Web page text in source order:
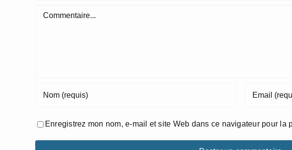
Commentaire
Enregistrez mon nom, e-mail et site Web dans ce navigateur pour la